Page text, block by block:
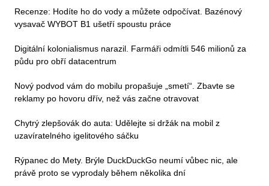
Recenze: Hodíte ho do vody a můžete odpočívat. Bazénový
vysavač WYBOT B1 ušetří spoustu práce
Digitální kolonialismus narazil. Farmáři odmítli 546 milionů za
půdu pro obří datacentrum
Nový podvod vám do mobilu propašuje „smetí“. Zbavte se
reklamy po hovoru dřív, než vás začne otravovat
Chytrý zlepšovák do auta: Udělejte si držák na mobil z
uzavíratelného igelitového sáčku
Rýpanec do Mety. Brýle DuckDuckGo neumí vůbec nic, ale
právě proto se vyprodaly během několika dní